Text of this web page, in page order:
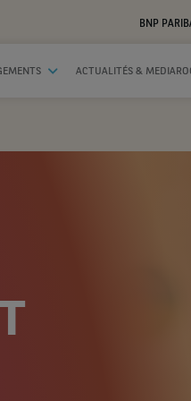
BNP
ACTUALITÉS &